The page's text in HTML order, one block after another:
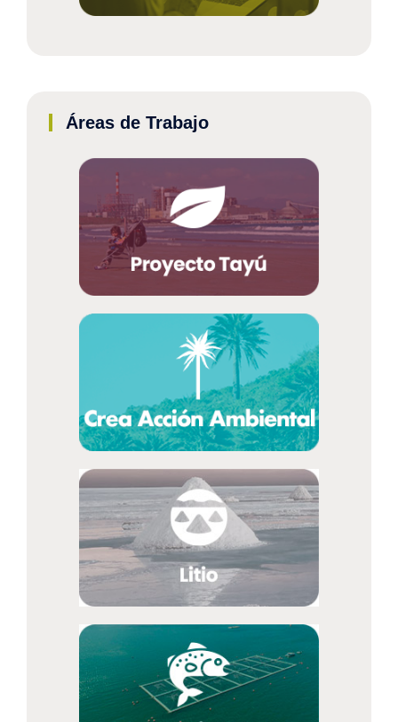
Áreas de Trabajo